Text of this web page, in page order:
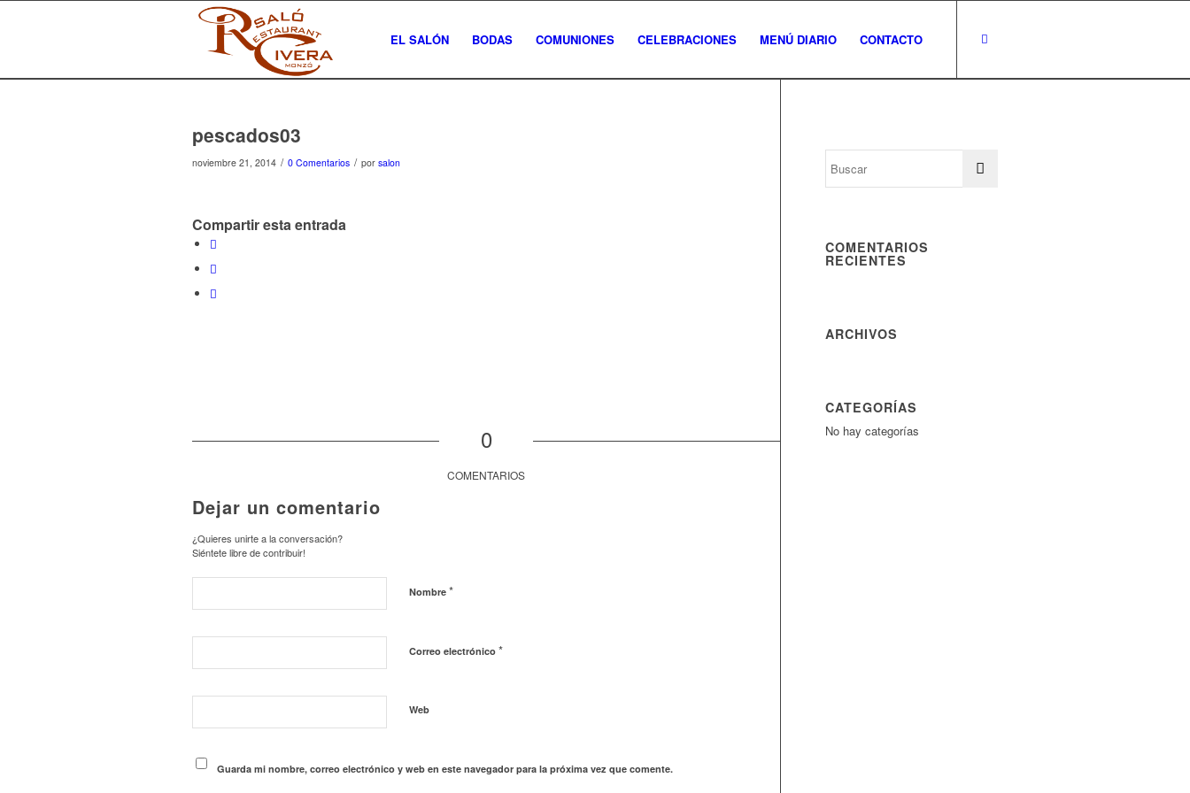
EL SALÓN BODAS COMUNIONES CELEBRACIONES MENÚ DIARIO CONTACTO
pescados03
noviembre 21, 2014 / 0 Comentarios / por salon
Compartir esta entrada
0
COMENTARIOS
Dejar un comentario
¿Quieres unirte a la conversación?
Siéntete libre de contribuir!
Nombre *
Correo electrónico *
Web
Guarda mi nombre, correo electrónico y web en este navegador para la próxima vez que comente.
COMENTARIOS
RECIENTES
ARCHIVOS
CATEGORÍAS
No hay categorías